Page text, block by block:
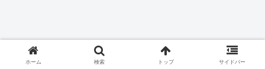
ホーム 検索 トップ サイドバー